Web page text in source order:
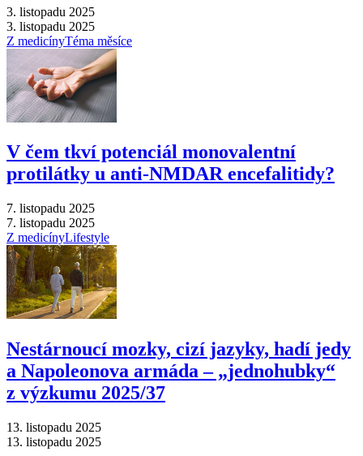
3. listopadu 2025
3. listopadu 2025
Z medicínyTéma měsíce
V čem tkví potenciál monovalentní
protilátky u anti-NMDAR encefalitidy?
7. listopadu 2025
7. listopadu 2025
Z medicínyLifestyle
Nestárnoucí mozky, cizí jazyky, hadí jedy
a Napoleonova armáda –⁠ „jednohubky“
z výzkumu 2025/37
13. listopadu 2025
13. listopadu 2025